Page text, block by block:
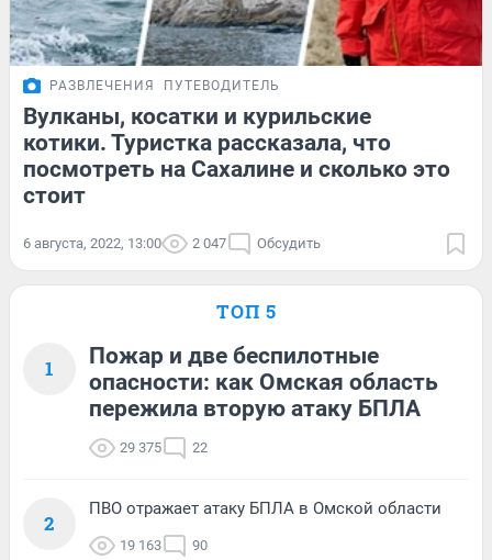
РАЗВЛЕЧЕНИЯ ПУТЕВОДИТЕЛЬ
Вулканы, косатки и курильские
котики. Туристка рассказала, что
посмотреть на Сахалине и сколько это
стоит
6 августа, 2022, 13:00 2 047 Обсудить
ТОП 5
1
Пожар и две беспилотные
опасности: как Омская область
пережила вторую атаку БПЛА
29 375 22
2
ПВО отражает атаку БПЛА в Омской области
19 163 90